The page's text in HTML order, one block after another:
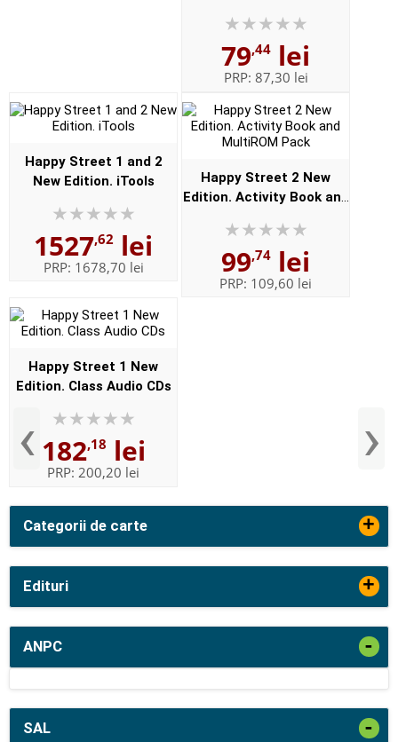
Categorii de carte +
Edituri +
ANPC -
SAL -
‹
79,44 lei
PRP: 87,30 lei
Happy Street 1 and 2
New Edition. iTools
1527,62 lei
PRP: 1678,70 lei
Happy Street 2 New
Edition. Activity Book and
99,74 lei
PRP: 109,60 lei
Happy Street 1 New
Edition. Class Audio CDs
182,18 lei
PRP: 200,20 lei ›